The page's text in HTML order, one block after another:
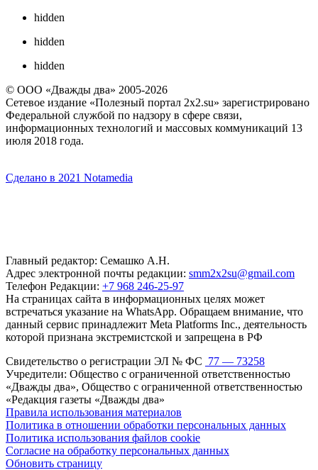
hidden
hidden
hidden
© ООО «Дважды два» 2005-2026
Сетевое издание «Полезный портал 2x2.su» зарегистрировано
Федеральной службой по надзору в сфере связи,
информационных технологий и массовых коммуникаций 13
июля 2018 года.
Сделано в 2021 Notamedia
Главный редактор: Семашко А.Н.
Адрес электронной почты редакции: smm2x2su@gmail.com
Телефон Редакции: +7 968 246-25-97
На страницах сайта в информационных целях может
встречаться указание на WhatsApp. Обращаем внимание, что
данный сервис принадлежит Meta Platforms Inc., деятельность
которой признана экстремистской и запрещена в РФ
Свидетельство о регистрации ЭЛ № ФС 77 — 73258
Учредители: Общество с ограниченной ответственностью
«Дважды два», Общество с ограниченной ответственностью
«Редакция газеты «Дважды два»
Правила использования материалов
Политика в отношении обработки персональных данных
Политика использования файлов cookie
Согласие на обработку персональных данных
Обновить страницу